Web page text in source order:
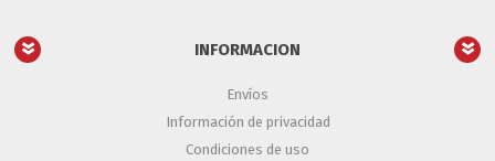
INFORMACION
Envíos
Información de privacidad
Condiciones de uso